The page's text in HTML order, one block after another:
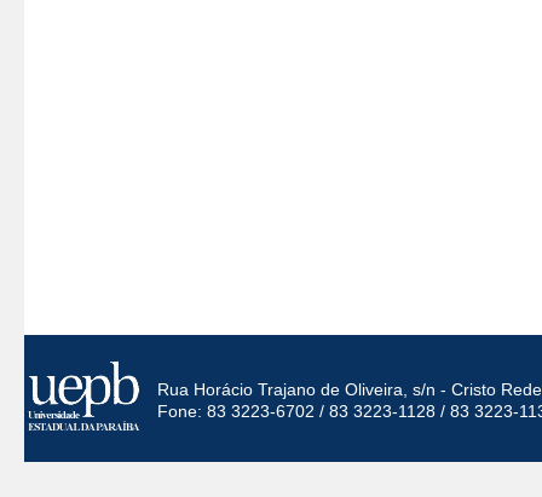
Rua Horácio Trajano de Oliveira, s/n - Cristo
Fone: 83 3223-6702 / 83 3223-1128 / 83 3223-